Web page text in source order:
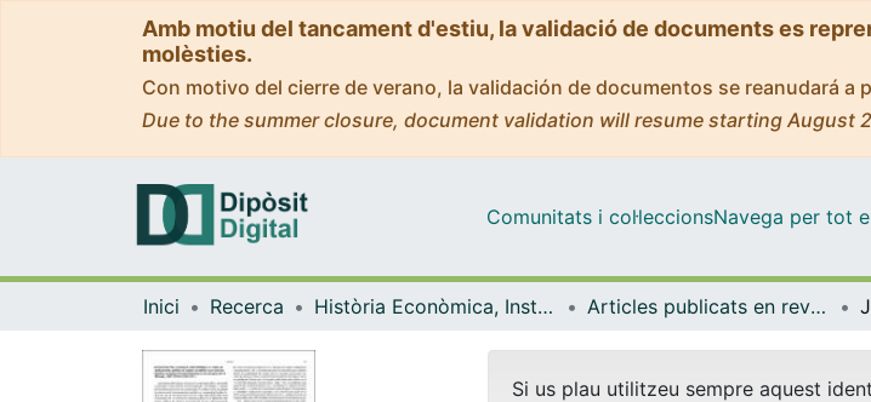
Amb motiu del tancament d'estiu, la validació de documents es
molèsties.
Con motivo del cierre de verano, la validación de documentos se reanudará
Due to the summer closure, document validation will resume starting August
Comunitats i col·leccionsNavega per tot
Inici Recerca Història Econòmica, Institucions, Política i Economia Mundial Articles publicats en revistes (Història Econòmica, Institucions, Política i Economia Mundial)
Si us plau utilitzeu sempre aquest